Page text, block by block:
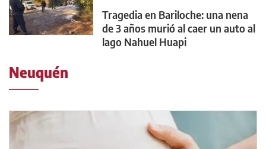
Tragedia en Bariloche: una nena
de 3 años murió al caer un auto al
lago Nahuel Huapi
Neuquén